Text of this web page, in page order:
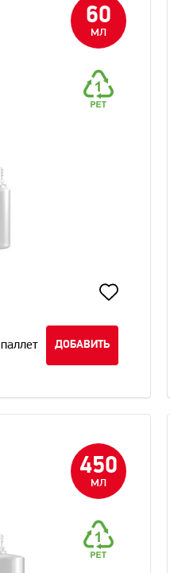
60
мл
паллет ДОБАВИТЬ
450
мл